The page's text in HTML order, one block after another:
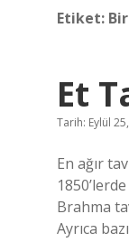
Etiket:
Et
Tarih: Eylül
En ağır
Brahma
Ayrıca